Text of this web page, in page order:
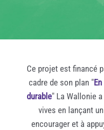
Ce projet est financé
cadre de son plan "
durable" La Wallonie
vives en lançant
encourager et à